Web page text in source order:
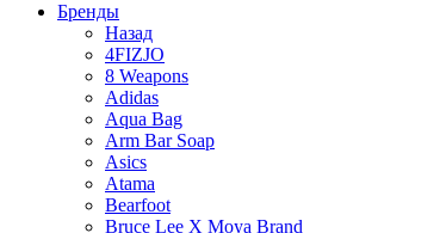
Бренды
Назад
4FIZJO
8 Weapons
Adidas
Aqua Bag
Arm Bar Soap
Asics
Atama
Bearfoot
Bruce Lee X Moya Brand